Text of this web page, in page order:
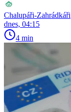
Chalupáři-Zahrádkáři
dnes, 04:15
4 min